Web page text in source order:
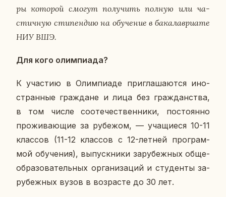
ры ко­то­рой смогут по­лу­чить полную или ча­
стич­ную сти­пен­дию на обу­че­ние в ба­ка­лаври­а­те
НИУ ВШЭ.
Для кого олим­пи­а­да?
К уча­стию в Олим­пиа­де при­гла­ша­ют­ся ино­
стран­ные граж­дане и лица без граж­дан­ства,
в том числе со­оте­че­ствен­ни­ки, по­сто­ян­но
про­жи­ва­ю­щие за ру­бе­жом, — уча­щи­е­ся 10-11
клас­сов (11-12 клас­сов с 12-летней про­грам­
мой обу­че­ния), вы­пуск­ни­ки за­ру­беж­ных об­ще­
об­ра­зо­ва­тель­ных ор­га­ни­за­ций и сту­ден­ты за­
ру­беж­ных вузов в воз­расте до 30 лет.